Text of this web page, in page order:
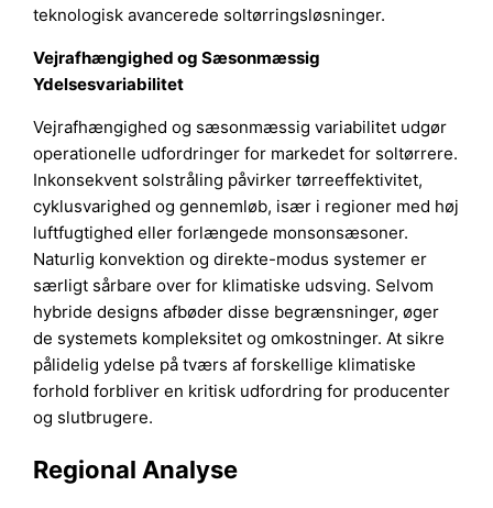
teknologisk avancerede soltørringsløsninger.
Vejrafhængighed og Sæsonmæssig
Ydelsesvariabilitet
Vejrafhængighed og sæsonmæssig variabilitet udgør
operationelle udfordringer for markedet for soltørrere.
Inkonsekvent solstråling påvirker tørreeffektivitet,
cyklusvarighed og gennemløb, især i regioner med høj
luftfugtighed eller forlængede monsonsæsoner.
Naturlig konvektion og direkte-modus systemer er
særligt sårbare over for klimatiske udsving. Selvom
hybride designs afbøder disse begrænsninger, øger
de systemets kompleksitet og omkostninger. At sikre
pålidelig ydelse på tværs af forskellige klimatiske
forhold forbliver en kritisk udfordring for producenter
og slutbrugere.
Regional Analyse